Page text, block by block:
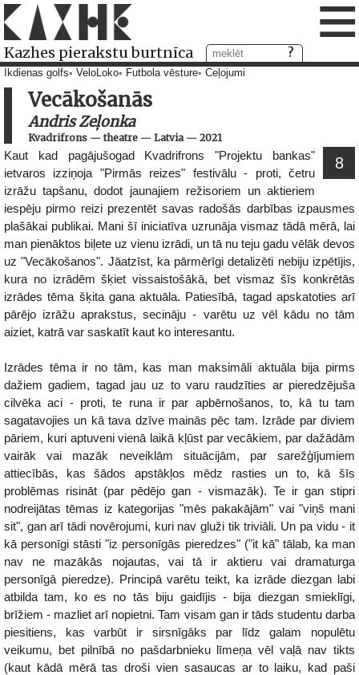
Kazhes pierakstu burtnīca ≡
Ikdienas golfs VeloLoko Futbola vēsture Ceļojumi
Vecākošanās
Andris Zeļonka
Kvadrifrons — theatre — Latvia— 2021
8
Kaut kad pagājušogad Kvadrifrons "Projektu bankas"
ietvaros izziņoja "Pirmās reizes" festivālu - proti, četru
izrāžu tapšanu, dodot jaunajiem režisoriem un aktieriem
iespēju pirmo reizi prezentēt savas radošās darbības izpausmes
plašākai publikai. Mani šī iniciatīva uzrunāja vismaz tādā mērā, lai
man pienāktos biļete uz vienu izrādi, un tā nu teju gadu vēlāk devos
uz "Vecākošanos". Jāatzīst, ka pārmērīgi detalizēti nebiju izpētījis,
kura no izrādēm šķiet vissaistošākā, bet vismaz šīs konkrētās
izrādes tēma šķita gana aktuāla. Patiesībā, tagad apskatoties arī
pārējo izrāžu aprakstus, secināju - varētu uz vēl kādu no tām
aiziet, katrā var saskatīt kaut ko interesantu.
Izrādes tēma ir no tām, kas man maksimāli aktuāla bija pirms
dažiem gadiem, tagad jau uz to varu raudzīties ar pieredzējuša
cilvēka aci - proti, te runa ir par apbērnošanos, to, kā tu tam
sagatavojies un kā tava dzīve mainās pēc tam. Izrāde par diviem
pāriem, kuri aptuveni vienā laikā kļūst par vecākiem, par dažādām
vairāk vai mazāk neveiklām situācijām, par sarežģījumiem
attiecībās, kas šādos apstākļos mēdz rasties un to, kā šīs
problēmas risināt (par pēdējo gan - vismazāk). Te ir gan stipri
nodreijātas tēmas iz kategorijas "mēs pakakājām" vai "viņš mani
sit", gan arī tādi novērojumi, kuri nav gluži tik triviāli. Un pa vidu - it
kā personīgi stāsti "iz personīgās pieredzes" ("it kā" tālab, ka man
nav ne mazākās nojautas, vai tā ir aktieru vai dramaturga
personīgā pieredze). Principā varētu teikt, ka izrāde diezgan labi
atbilda tam, ko es no tās biju gaidījis - bija diezgan smieklīgi,
brīžiem - mazliet arī nopietni. Tam visam gan ir tāds studentu darba
piesitiens, kas varbūt ir sirsnīgāks par līdz galam nopulētu
veikumu, bet pilnībā no pašdarbnieku līmeņa vēl vaļā nav tikts
(kaut kādā mērā tas droši vien sasaucas ar to laiku, kad paši